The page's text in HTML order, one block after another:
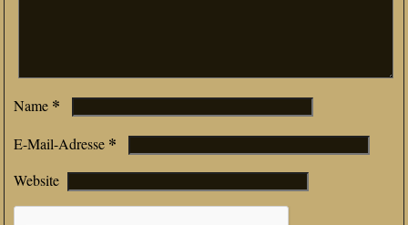
Name *
E-Mail-Adresse *
Website